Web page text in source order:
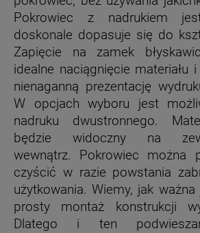
Pokrowiec z nadrukiem
doskonale dopasuje się do
Zapięcie na zamek
idealne naciągnięcie
nienaganną prezentację
W opcjach wyboru jest
nadruku dwustronnego.
będzie widoczny na
wewnątrz. Pokrowiec można
czyścić w razie powstania
użytkowania. Wiemy, jak
prosty montaż konstrukcji
Dlatego i ten